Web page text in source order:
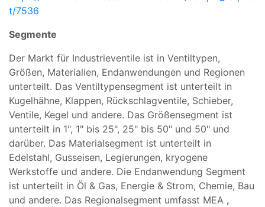
t/7536
Segmente
Der Markt für Industrieventile ist in Ventiltypen,
Größen, Materialien, Endanwendungen und Regionen
unterteilt. Das Ventiltypensegment ist unterteilt in
Kugelhähne, Klappen, Rückschlagventile, Schieber,
Ventile, Kegel und andere. Das Größensegment ist
unterteilt in 1", 1" bis 25", 25" bis 50" und 50" und
darüber. Das Materialsegment ist unterteilt in
Edelstahl, Gusseisen, Legierungen, kryogene
Werkstoffe und andere. Die Endanwendung Segment
ist unterteilt in Öl & Gas, Energie & Strom, Chemie, Bau
und andere. Das Regionalsegment umfasst MEA ,